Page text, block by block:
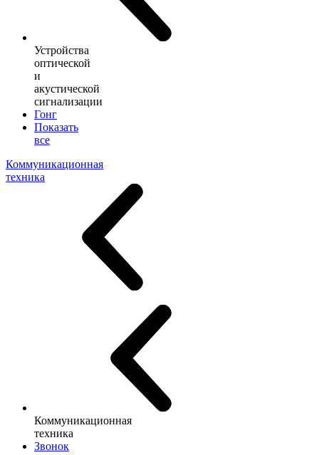
Устройства
оптической
и
акустической
сигнализации
Гонг
Показать
все
Коммуникационная
техника
Коммуникационная
техника
Звонок